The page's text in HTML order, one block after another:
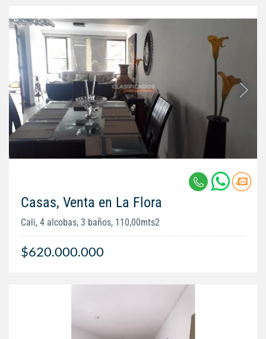
Casas, Venta en La Flora
Cali, 4 alcobas, 3 baños, 110,00mts2
$620.000.000